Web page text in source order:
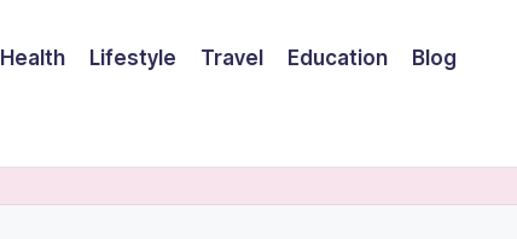
Health Lifestyle Travel Education Blog